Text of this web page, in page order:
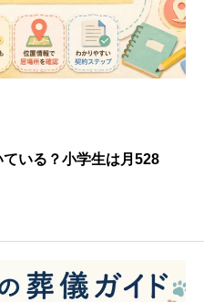
いる？小学生は月528